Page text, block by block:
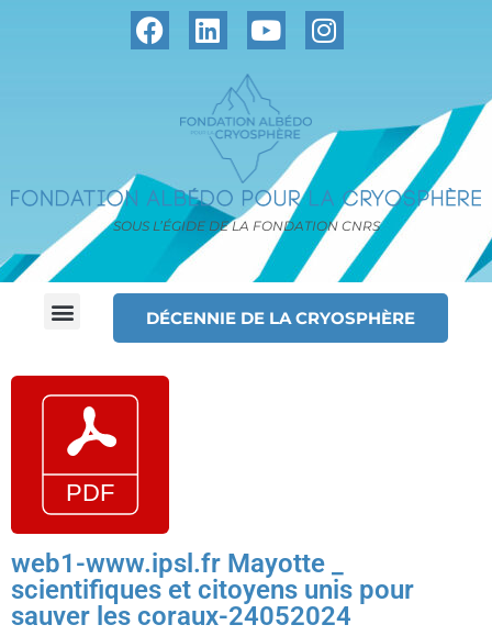
SOUS L’ÉGIDE DE LA FONDATION CNRS
DÉCENNIE DE LA CRYOSPHÈRE
web1-www.ipsl.fr Mayotte _
scientifiques et citoyens unis pour
sauver les coraux-24052024